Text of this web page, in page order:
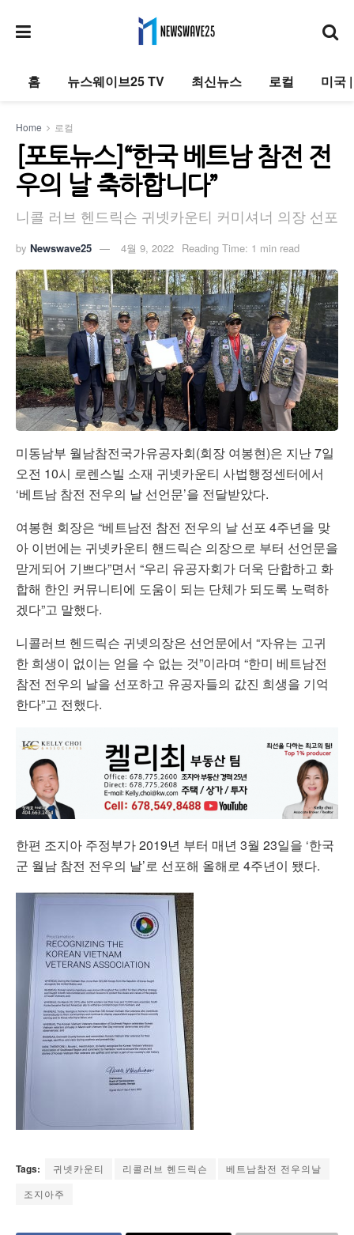
홈 뉴스웨이브25 TV 최신뉴스 로컬 미국
Home 로컬
[포토뉴스]“한국 베트남 참전 전
우의 날 축하합니다”
니콜 러브 헨드릭슨 귀넷카운티 커미셔너 의장 선포
by Newswave25 4월 9, 2022 Reading Time: 1 min read
미동남부 월남참전국가유공자회(회장 여봉현)은 지난 7일
오전 10시 로렌스빌 소재 귀넷카운티 사법행정센터에서
‘베트남 참전 전우의 날 선언문’을 전달받았다.
여봉현 회장은 “베트남전 참전 전우의 날 선포 4주년을 맞
아 이번에는 귀넷카운티 핸드릭슨 의장으로 부터 선언문을
맏게되어 기쁘다”면서 “우리 유공자회가 더욱 단합하고 화
합해 한인 커뮤니티에 도움이 되는 단체가 되도록 노력하
겠다”고 말했다.
니콜러브 헨드릭슨 귀넷의장은 선언문에서 “자유는 고귀
한 희생이 없이는 얻을 수 없는 것”이라며 “한미 베트남전
참전 전우의 날을 선포하고 유공자들의 값진 희생을 기억
한다”고 전했다.
한편 조지아 주정부가 2019년 부터 매년 3월 23일을 ‘한국
군 월남 참전 전우의 날’로 선포해 올해로 4주년이 됐다.
Tags: 귀넷카운티 리콜러브 헨드릭슨
베트남참전 전우의날
조지아주